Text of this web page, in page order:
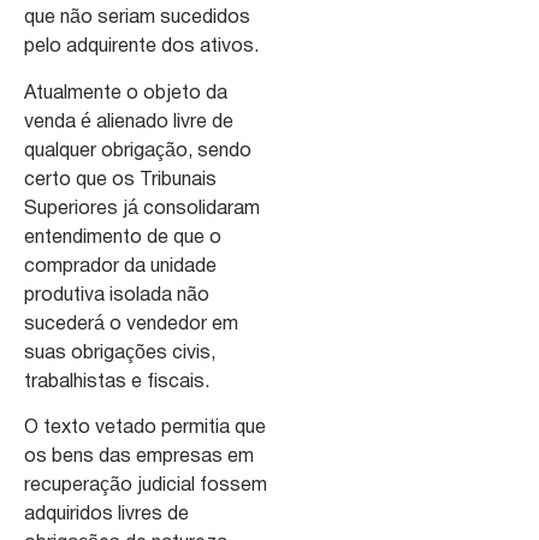
que não seriam sucedidos
pelo adquirente dos ativos.
Atualmente o objeto da
venda é alienado livre de
qualquer obrigação, sendo
certo que os Tribunais
Superiores já consolidaram
entendimento de que o
comprador da unidade
produtiva isolada não
sucederá o vendedor em
suas obrigações civis,
trabalhistas e fiscais.
O texto vetado permitia que
os bens das empresas em
recuperação judicial fossem
adquiridos livres de